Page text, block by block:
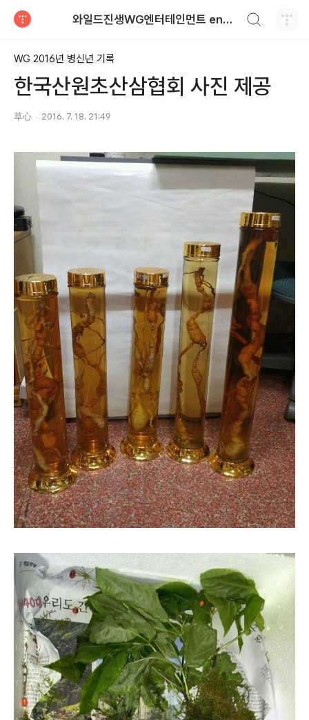
와일드진생WG엔터테인먼트 entertainment
WG 2016년 병신년 기록
한국산원초산삼협회 사진 제공
草心 2016. 7. 18. 21:49